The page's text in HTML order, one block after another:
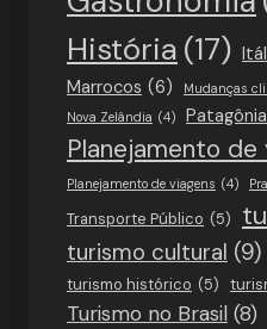
História (17)
Marrocos (6) Mudanças
Nova Zelândia (4) Patagônia
Planejamento de
Planejamento de viagens (4)
Transporte Público (5)
turismo cultural (9)
turismo histórico (5)
Turismo no Brasil (8)